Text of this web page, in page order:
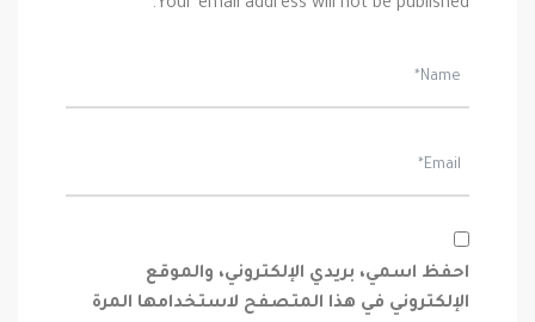
Your email address will not be published.
احفظ اسمي، بريدي الإلكتروني، والموقع
الإلكتروني في هذا المتصفح لاستخدامها المرة